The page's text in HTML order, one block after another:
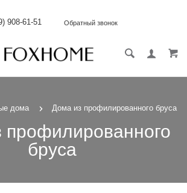
908-61-51 Обратный звонок
дома Дома из профилированного бруса
профилированного
бруса